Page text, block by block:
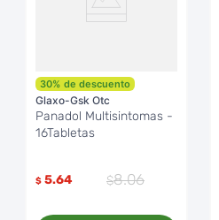
30% de descuento
Glaxo-Gsk Otc
Panadol Multisintomas -
16Tabletas
$ 5.64 8.06